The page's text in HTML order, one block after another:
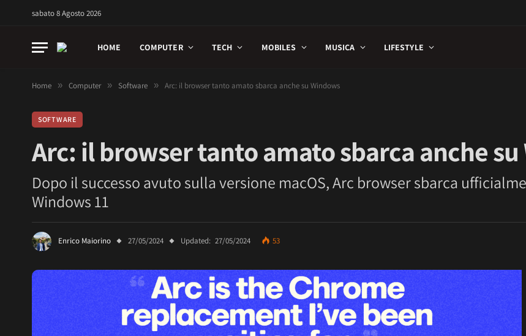
sabato 8 Agosto 2026
HOME COMPUTER TECH MOBILES MUSICA LIFESTYLE
Home » Computer » Software » Arc: il browser tanto amato sbarca anche su Windows
SOFTWARE
Arc: il browser tanto amato sbarca anche
Dopo il successo avuto sulla versione macOS, Arc browser sbarca
Windows 11
Enrico Maiorino 27/05/2024 Updated: 27/05/2024 53